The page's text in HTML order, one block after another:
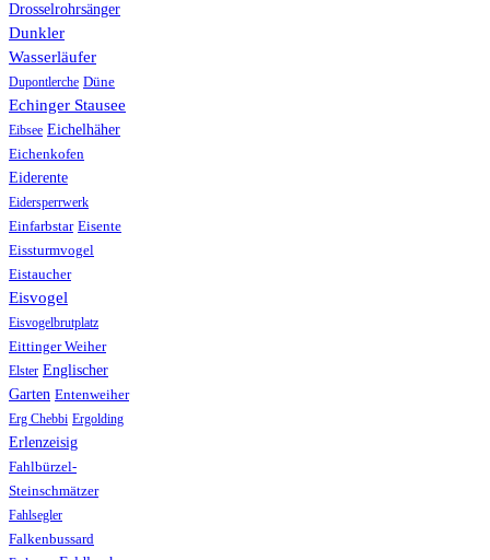
Drosselrohrsänger
Dunkler
Wasserläufer
Dupontlerche Düne
Echinger Stausee
Eibsee Eichelhäher
Eichenkofen
Eiderente
Eidersperrwerk
Einfarbstar Eisente
Eissturmvogel
Eistaucher
Eisvogel
Eisvogelbrutplatz
Eittinger Weiher
Elster Englischer
Garten Entenweiher
Erg Chebbi Ergolding
Erlenzeisig
Fahlbürzel-
Steinschmätzer
Fahlsegler
Falkenbussard